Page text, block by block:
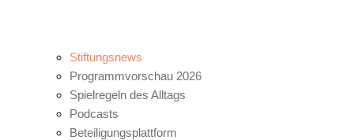
Stiftungsnews
Programmvorschau 2026
Spielregeln des Alltags
Podcasts
Beteiligungsplattform